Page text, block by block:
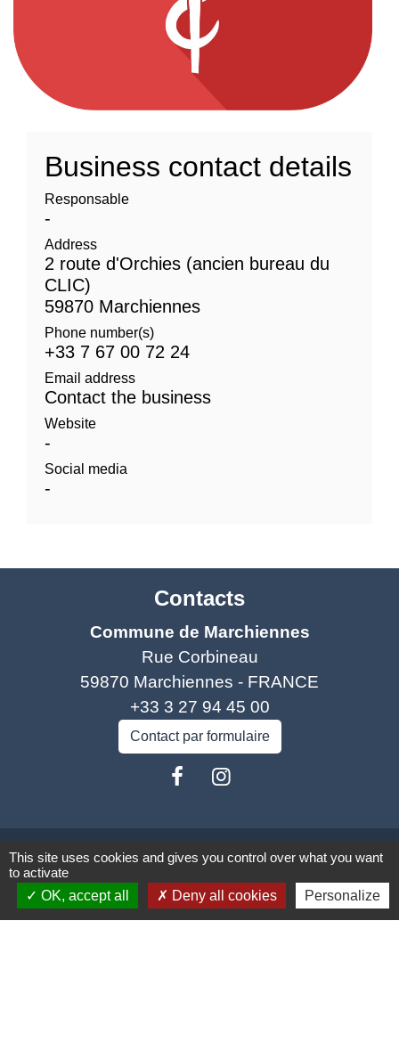
Business contact details
Responsable
-
Address
2 route d'Orchies (ancien bureau du
CLIC)
59870 Marchiennes
Phone number(s)
+33 7 67 00 72 24
Email address
Contact the business
Website
-
Social media
-
Contacts
Commune de Marchiennes
Rue Corbineau
59870 Marchiennes - FRANCE
+33 3 27 94 45 00
Contact par formulaire
Liens
Coeur d'Ostevent Tourisme
Département du Nord
This site uses cookies and gives you control over what you want
to activate
OK, accept all
Deny all cookies Personalize